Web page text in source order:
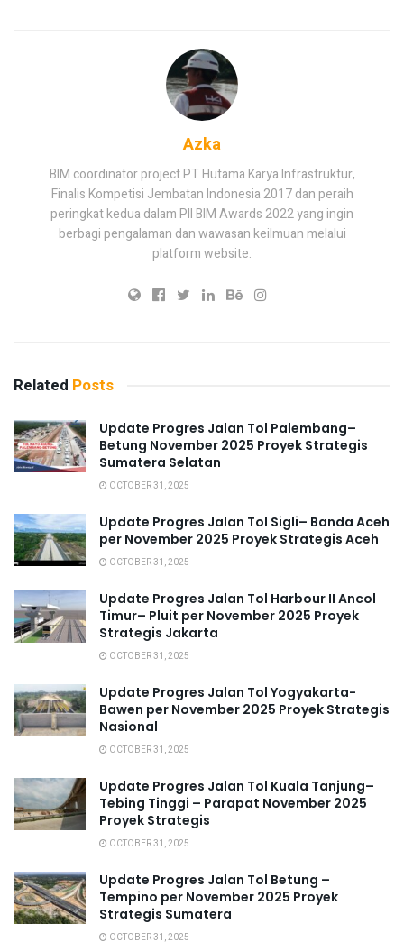
Azka
BIM coordinator project PT Hutama Karya Infrastruktur,
Finalis Kompetisi Jembatan Indonesia 2017 dan peraih
peringkat kedua dalam PII BIM Awards 2022 yang ingin
berbagi pengalaman dan wawasan keilmuan melalui
platform website.
Related Posts
Update Progres Jalan Tol Palembang–
Betung November 2025 Proyek Strategis
Sumatera Selatan
OCTOBER 31, 2025
Update Progres Jalan Tol Sigli– Banda Aceh
per November 2025 Proyek Strategis Aceh
OCTOBER 31, 2025
Update Progres Jalan Tol Harbour II Ancol
Timur– Pluit per November 2025 Proyek
Strategis Jakarta
OCTOBER 31, 2025
Update Progres Jalan Tol Yogyakarta-
Bawen per November 2025 Proyek Strategis
Nasional
OCTOBER 31, 2025
Update Progres Jalan Tol Kuala Tanjung–
Tebing Tinggi – Parapat November 2025
Proyek Strategis
OCTOBER 31, 2025
Update Progres Jalan Tol Betung –
Tempino per November 2025 Proyek
Strategis Sumatera
OCTOBER 31, 2025